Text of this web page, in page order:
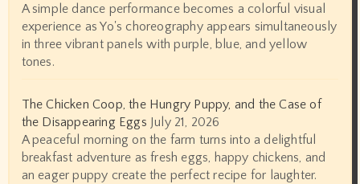
A simple dance performance becomes a colorful visual
experience as Yo's choreography appears simultaneously
in three vibrant panels with purple, blue, and yellow
tones.
The Chicken Coop, the Hungry Puppy, and the Case of
the Disappearing Eggs July 21, 2026
A peaceful morning on the farm turns into a delightful
breakfast adventure as fresh eggs, happy chickens, and
an eager puppy create the perfect recipe for laughter.